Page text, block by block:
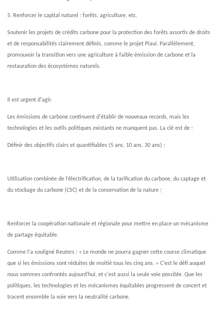
5. Renforcer le capital naturel : forêts, agriculture, etc.
Soutenir les projets de crédits carbone pour la protection des forêts assortis de droits
et de responsabilités clairement définis, comme le projet Piauí. Parallèlement,
promouvoir la transition vers une agriculture à faible émission de carbone et la
restauration des écosystèmes naturels.
Il est urgent d'agir.
Les émissions de carbone continuent d'établir de nouveaux records, mais les
technologies et les outils politiques existants ne manquent pas. La clé est de :
Définir des objectifs clairs et quantifiables (5 ans, 10 ans, 30 ans) ;
Utilisation combinée de l’électrification, de la tarification du carbone, du captage et
du stockage du carbone (CSC) et de la conservation de la nature ;
Renforcer la coopération nationale et régionale pour mettre en place un mécanisme
de partage équitable.
Comme l'a souligné Reuters : « Le monde ne pourra gagner cette course climatique
que si les émissions sont réduites de moitié tous les cinq ans. » C'est le défi auquel
nous sommes confrontés aujourd'hui, et c'est aussi la seule voie possible. Que les
politiques, les technologies et les mécanismes équitables progressent de concert et
tracent ensemble la voie vers la neutralité carbone.